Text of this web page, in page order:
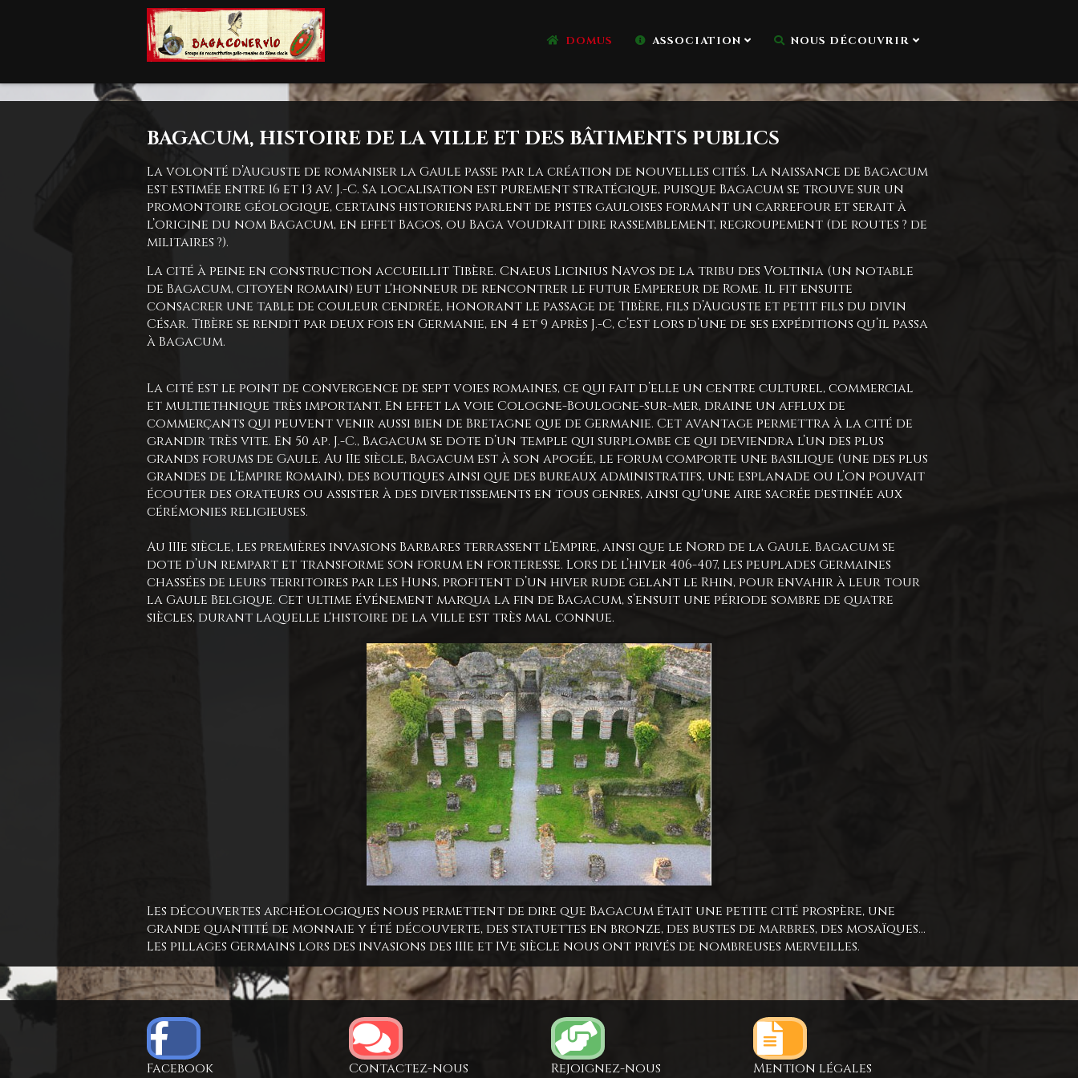
DOMUS ASSOCIATION NOUS DÉCOUVRIR
BAGACUM, HISTOIRE DE LA VILLE ET DES BÂTIMENTS PUBLICS
La volonté d’Auguste de romaniser la Gaule passe par la création de nouvelles cités. La naissance de Bagacum
est estimée entre 16 et 13 av. J.-C. Sa localisation est purement stratégique, puisque Bagacum se trouve sur un
promontoire géologique, certains historiens parlent de pistes gauloises formant un carrefour et serait à
l’origine du nom Bagacum, en effet Bagos, ou Baga voudrait dire rassemblement, regroupement (de routes ? de
militaires ?).
La cité à peine en construction accueillit Tibère. Cnaeus Licinius Navos de la tribu des Voltinia (un notable
de Bagacum, citoyen romain) eut l'honneur de rencontrer le futur Empereur de Rome. Il fit ensuite
consacrer une table de couleur cendrée, honorant le passage de Tibère, fils d’Auguste et petit fils du divin
César. Tibère se rendit par deux fois en Germanie, en 4 et 9 après J.-C, c’est lors d’une de ses expéditions qu’il passa
à Bagacum.
La cité est le point de convergence de sept voies romaines, ce qui fait d’elle un centre culturel, commercial
et multiethnique très important. En effet la voie Cologne-Boulogne-sur-mer, draine un afflux de
commerçants qui peuvent venir aussi bien de Bretagne que de Germanie. Cet avantage permettra à la cité de
grandir très vite. En 50 ap. J.-C., Bagacum se dote d’un temple qui surplombe ce qui deviendra l’un des plus
grands forums de Gaule. Au IIe siècle, Bagacum est à son apogée, le forum comporte une basilique (une des plus
grandes de l’Empire Romain), des boutiques ainsi que des bureaux administratifs, une esplanade ou l’on pouvait
écouter des orateurs ou assister à des divertissements en tous genres, ainsi qu'une aire sacrée destinée aux
cérémonies religieuses.
Au IIIe siècle, les premières invasions Barbares terrassent l’Empire, ainsi que le Nord de la Gaule. Bagacum se
dote d’un rempart et transforme son forum en forteresse. Lors de l’hiver 406-407, les peuplades Germaines
chassées de leurs territoires par les Huns, profitent d’un hiver rude gelant le Rhin, pour envahir à leur tour
la Gaule Belgique. Cet ultime événement marqua la fin de Bagacum, s’ensuit une période sombre de quatre
siècles, durant laquelle l'histoire de la ville est très mal connue.
Les découvertes archéologiques nous permettent de dire que Bagacum était une petite cité prospère, une
grande quantité de monnaie y été découverte, des statuettes en bronze, des bustes de marbres, des mosaïques…
Les pillages Germains lors des invasions des IIIe et IVe siècle nous ont privés de nombreuses merveilles.
Facebook Contactez-nous Rejoignez-nous Mention légales